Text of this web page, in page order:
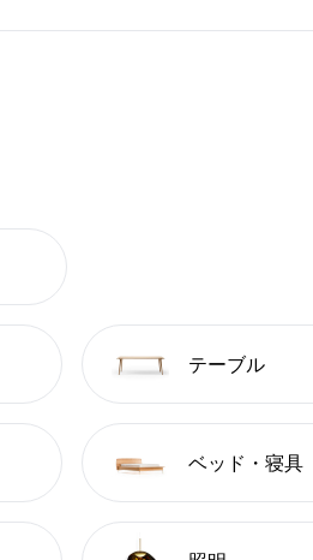
テーブル
ベッド・寝具